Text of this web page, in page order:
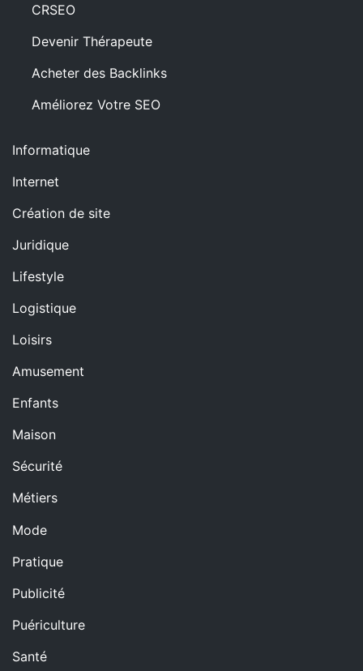
CRSEO
Devenir Thérapeute
Acheter des Backlinks
Améliorez Votre SEO
Informatique
Internet
Création de site
Juridique
Lifestyle
Logistique
Loisirs
Amusement
Enfants
Maison
Sécurité
Métiers
Mode
Pratique
Publicité
Puériculture
Santé